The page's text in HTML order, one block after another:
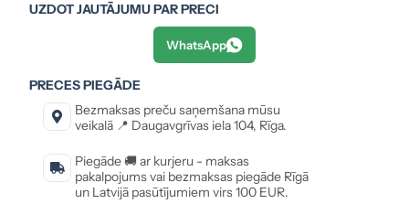
UZDOT JAUTĀJUMU PAR PRECI
WhatsApp
PRECES PIEGĀDE
Bezmaksas preču saņemšana mūsu
veikalā 📍 Daugavgrīvas iela 104, Rīga.
Piegāde 🚚 ar kurjeru - maksas
pakalpojums vai bezmaksas piegāde Rīgā
un Latvijā pasūtījumiem virs 100 EUR.